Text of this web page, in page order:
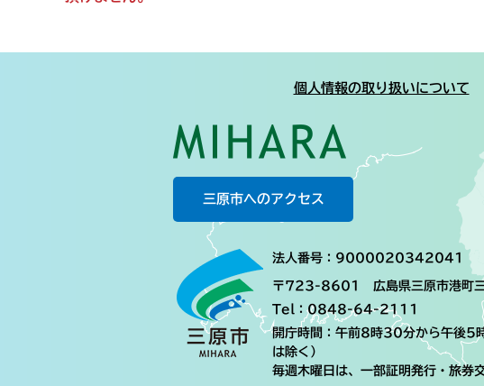
個人情報の取り扱いについて
三原市へのアクセス
法人番号：9000020342041
〒723-8601 広島県三原市港町
Tel：0848-64-2111
開庁時間：午前8時30分から午後5
は除く）
毎週木曜日は、一部証明発行・旅券